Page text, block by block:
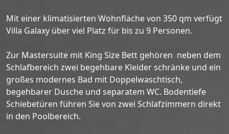
Mit einer klimatisierten Wohnfläche von 350 qm verfügt
Villa Galaxy über viel Platz für bis zu 9 Personen.
Zur Mastersuite mit King Size Bett gehören neben dem
Schlafbereich zwei begehbare Kleider schränke und ein
großes modernes Bad mit Doppelwaschtisch,
begehbarer Dusche und separatem WC. Bodentiefe
Schiebetüren führen Sie von zwei Schlafzimmern direkt
in den Poolbereich.